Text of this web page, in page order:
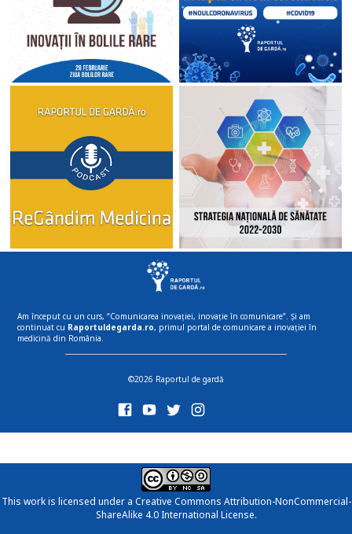
Am început cu un curs, “Comunicarea inovației, inovație în comunicare”. Și am
continuat cu Raportuldegarda.ro, primul portal de comunicare a inovației în
medicină din România.
©2026 Raportul de gardă
This work is licensed under a Creative Commons Attribution-NonCommercial-
ShareAlike 4.0 International License.